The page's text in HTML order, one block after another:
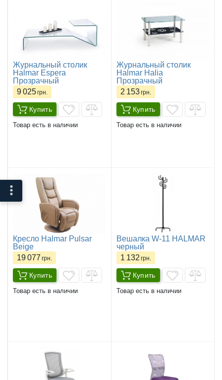
Журнальный столик
Halmar Espera
Прозрачный
9 025грн.
Купить
Товар есть в наличии
Журнальный столик
Halmar Halia
Прозрачный
2 153грн.
Купить
Товар есть в наличии
Кресло Halmar Pulsar
Beige
19 077 грн.
Купить
Товар есть в наличии
Вешалка W-11 HALMAR
черный
1 132 грн.
Купить
Товар есть в наличии